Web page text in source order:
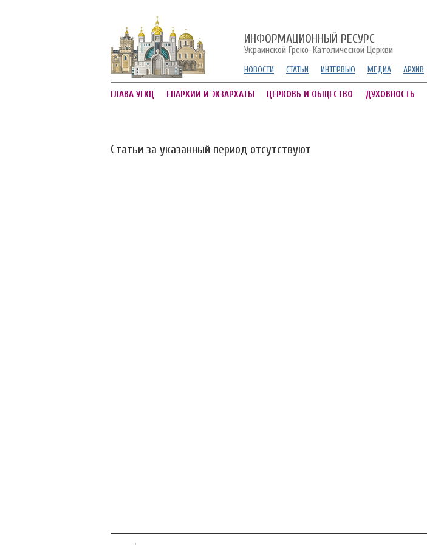
ИНФОРМАЦИОННЫЙ РЕСУРС
Украинской Греко-Католической Церкви
НОВОСТИ СТАТЬИ ИНТЕРВЬЮ МЕДИА АРХИВ
ГЛАВА УГКЦ ЕПАРХИИ И ЭКЗАРХАТЫ ЦЕРКОВЬ И ОБЩЕСТВО ДУХОВНОСТЬ
Статьи за указанный период отсутствуют